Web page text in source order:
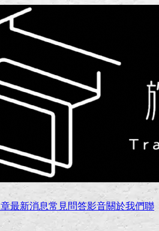
最新消息常見問答影音關於我們聯